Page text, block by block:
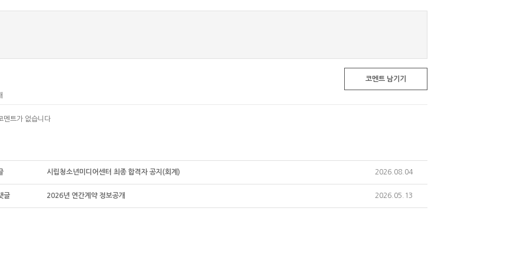
코멘트 남기기
멘트가 없습니다
시립청소년미디어센터 최종 합격자 공지(회계) 2026.08.04
글 2026년 연간계약 정보공개 2026.05.13